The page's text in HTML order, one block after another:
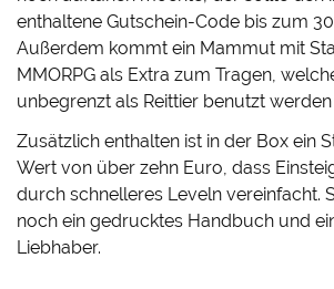
enthaltene Gutschein-Code bis zum
Außerdem kommt ein Mammut mit
MMORPG als Extra zum Tragen,
unbegrenzt als Reittier benutzt werden
Zusätzlich enthalten ist in der Box ein
Wert von über zehn Euro, dass
durch schnelleres Leveln vereinfacht.
noch ein gedrucktes Handbuch und
Liebhaber.